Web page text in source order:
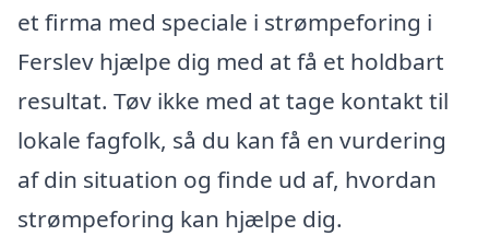
et firma med speciale i strømpeforing i
Ferslev hjælpe dig med at få et holdbart
resultat. Tøv ikke med at tage kontakt til
lokale fagfolk, så du kan få en vurdering
af din situation og finde ud af, hvordan
strømpeforing kan hjælpe dig.